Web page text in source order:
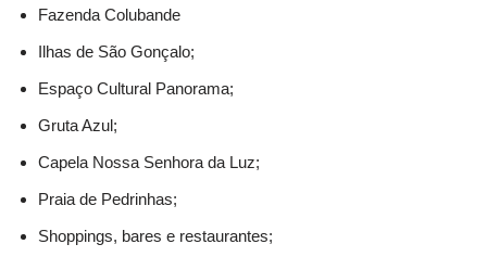
Fazenda Colubande
Ilhas de São Gonçalo;
Espaço Cultural Panorama;
Gruta Azul;
Capela Nossa Senhora da Luz;
Praia de Pedrinhas;
Shoppings, bares e restaurantes;